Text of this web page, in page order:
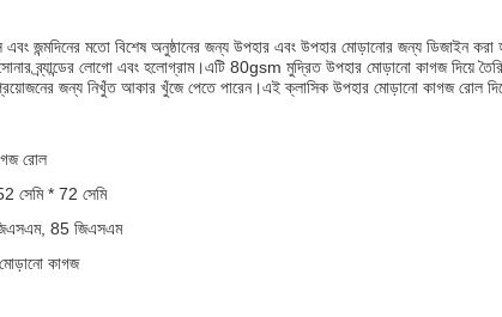
এবং জন্মদিনের মতো বিশেষ অনুষ্ঠানের জন্য উপহার এবং উপহার মোড়ানোর জন্য ডিজাইন
সোনার ব্র্যান্ডের লোগো এবং হলোগ্রাম।এটি 80gsm মুদ্রিত উপহার মোড়ানো কাগজ দিয়ে
জন্য নিখুঁত আকার খুঁজে পেতে পারেন।এই ক্লাসিক উপহার মোড়ানো কাগজ রোল
রোল
সেমি * 72 সেমি
85 জিএসএম
কাগজ